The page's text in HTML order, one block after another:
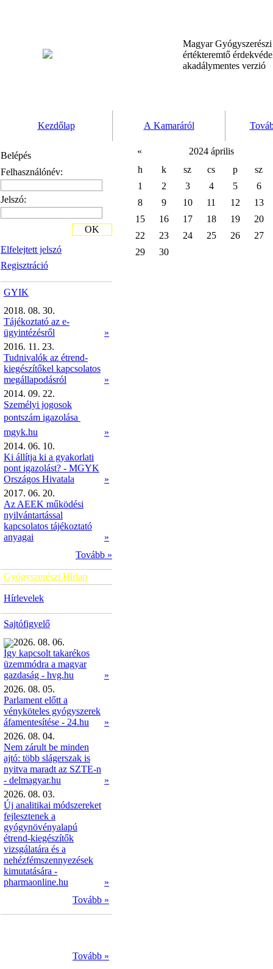
Magyar
értékteremtő
akadálymentes verzió
Kezdőlap A Kamaráról
Belépés
Felhasználónév:
Jelszó:
Elfelejtett jelszó
Regisztráció
OK
GYIK
2018. 08. 30.
Tájékoztató az e-
ügyintézésről
»
2016. 11. 23.
Tudnivalók az étrend-
kiegészítőkel kapcsolatos
megállapodásról
»
2014. 09. 22.
Személyi jogosok
pontszám igazolása 
mgyk.hu
»
2014. 06. 10.
Ki állítja ki a gyakorlati
pont igazolást? - MGYK
Országos Hivatala
»
2017. 06. 20.
Az AEEK működési
nyilvántartással
kapcsolatos tájékoztató
anyagai
»
Tovább »
Gyógyszerészi Hírlap
Hírlevelek
Sajtófigyelő
2026. 08. 06.
Így kapcsolt takarékos
üzemmódra a magyar
gazdaság - hvg.hu
»
2026. 08. 05.
Parlament előtt a
vényköteles gyógyszerek
áfamentesítése - 24.hu
»
2026. 08. 04.
Nem zárult be minden
ajtó: több slágerszak is
nyitva maradt az SZTE-n
- delmagyar.hu
»
2026. 08. 03.
Új analitikai módszereket
fejlesztenek a
gyógynövényalapú
étrend-kiegészítők
vizsgálatára és a
nehézfémszennyezések
kimutatására -
pharmaonline.hu
»
Tovább »
Tovább »
«
2024 április
h
k sz cs p
sz
1
2 3 4 5
6
8
9 10 11 12
13
15
16 17 18 19
20
22
23 24 25 26
27
29
30